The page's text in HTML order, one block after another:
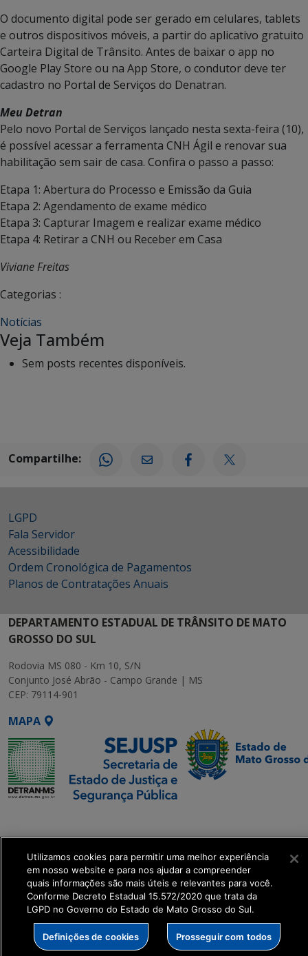
O documento digital pode ser gerado em celulares, tablets
e outros dispositivos móveis, a partir do aplicativo gratuito
Carteira Digital de Trânsito. Antes de baixar o app no
Google Play Store ou na App Store, o condutor deve ter
cadastro no Portal de Serviços do Denatran.
Meu Detran
Pelo novo Portal de Serviços lançado nesta sexta-feira (10),
é possível acessar a ferramenta CNH Ágil e renovar sua
habilitação sem sair de casa. Confira o passo a passo:
Etapa 1: Abertura do Processo e Emissão da Guia
Etapa 2: Agendamento de exame médico
Etapa 3: Capturar Imagem e realizar exame médico
Etapa 4: Retirar a CNH ou Receber em Casa
Viviane Freitas
Categorias :
Notícias
Veja Também
Sem posts recentes disponíveis.
Compartilhe:
LGPD
Fala Servidor
Acessibilidade
Ordem Cronológica de Pagamentos
Planos de Contratações Anuais
DEPARTAMENTO ESTADUAL DE TRÂNSITO DE MATO
GROSSO DO SUL
Rodovia MS 080 - Km 10, S/N
Conjunto José Abrão - Campo Grande | MS
CEP: 79114-901
MAPA
Executiva de
Transformação Digital
get_footer();
Utilizamos cookies para permitir uma melhor experiência
em nosso website e para nos ajudar a compreender
quais informações são mais úteis e relevantes para você.
Conforme Decreto Estadual 15.572/2020 que trata da
LGPD no Governo do Estado de Mato Grosso do Sul.
Definições de cookies Prosseguir com todos